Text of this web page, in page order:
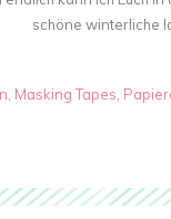
schöne winterliche
Masking Tapes